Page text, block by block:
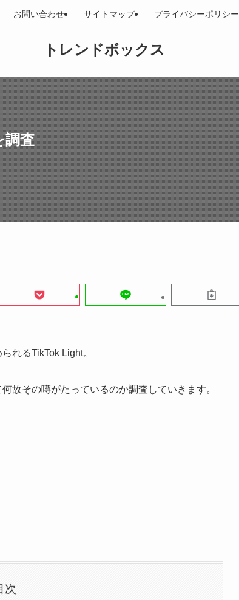
トレンドボックス
お問い合わせ サイトマップ プライバシーポリシー
調査
れるTikTok Light。
故その噂がたっているのか調査していきます。
次